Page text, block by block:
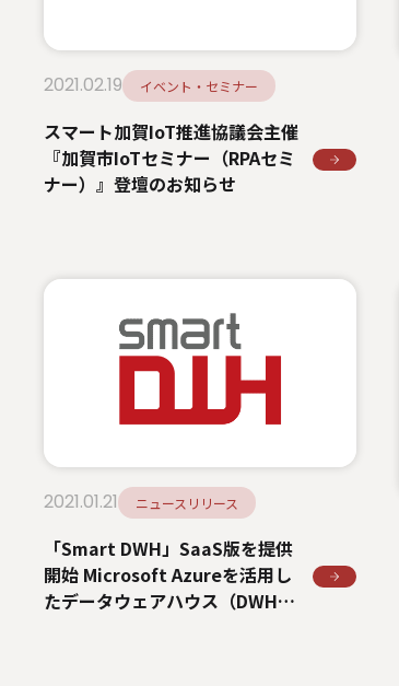
2021.02.19 イベント・セミナー
スマート加賀IoT推進協議会主催
『加賀市IoTセミナー（RPAセミ
ナー）』登壇のお知らせ
2021.01.21 ニュースリリース
「Smart DWH」SaaS版を提供
開始 Microsoft Azureを活用し
たデータウェアハウス（DWH）